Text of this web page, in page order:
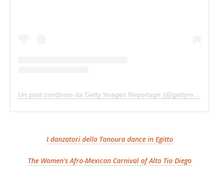
I danzatori della Tanoura dance in Egitto
The Women's Afro-Mexican Carnival of Alto Tio Diego